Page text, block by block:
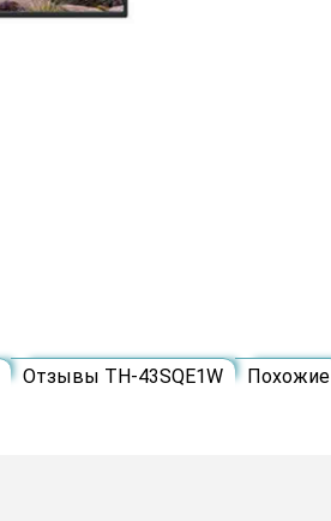
Отзывы TH-43SQE1W Похожие